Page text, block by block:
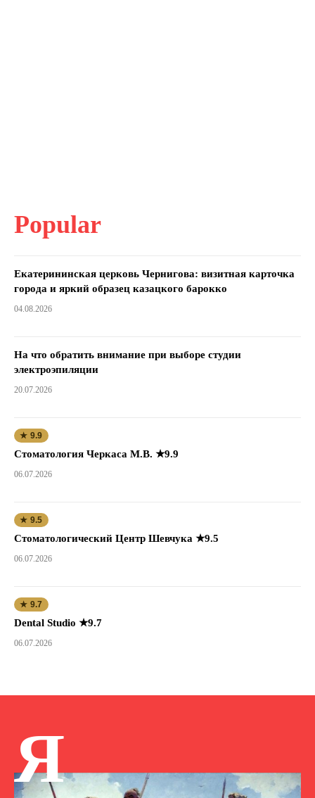
Popular
Екатерининская церковь Чернигова: визитная карточка
города и яркий образец казацкого барокко
04.08.2026
На что обратить внимание при выборе студии
электроэпиляции
20.07.2026
★ 9.9
Стоматология Черкаса М.В. ★9.9
06.07.2026
★ 9.5
Стоматологический Центр Шевчука ★9.5
06.07.2026
★ 9.7
Dental Studio ★9.7
06.07.2026
Я